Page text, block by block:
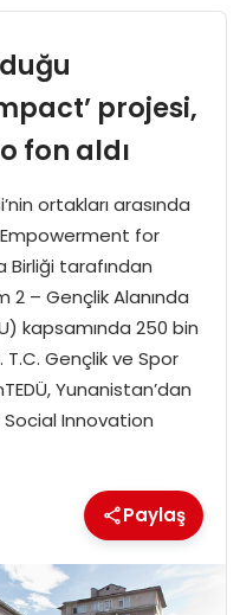
projesi,
fon aldı
ortakları arasında
Empowerment for
Birliği tarafından
2 – Gençlik Alanında
kapsamında 250 bin
Gençlik ve Spor
Yunanistan’dan
Innovation
Paylaş